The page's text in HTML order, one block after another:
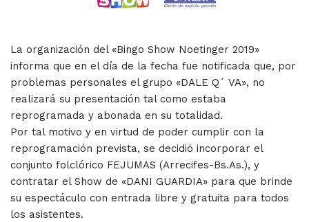
La organización del «Bingo Show Noetinger 2019»
informa que en el día de la fecha fue notificada que, por
problemas personales el grupo «DALE Q´ VA», no
realizará su presentación tal como estaba
reprogramada y abonada en su totalidad.
Por tal motivo y en virtud de poder cumplir con la
reprogramación prevista, se decidió incorporar el
conjunto folclórico FEJUMAS (Arrecifes-Bs.As.), y
contratar el Show de «DANI GUARDIA» para que brinde
su espectáculo con entrada libre y gratuita para todos
los asistentes.